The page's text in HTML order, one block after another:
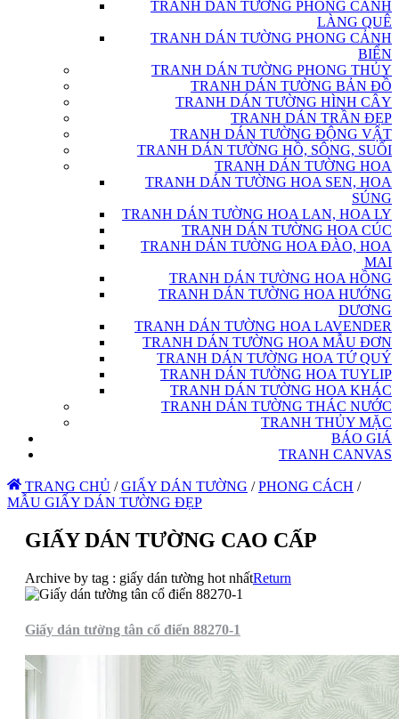
TRANH DÁN TƯỜNG PHONG CẢNH
LÀNG QUÊ
TRANH DÁN TƯỜNG PHONG CẢNH
BIỂN
TRANH DÁN TƯỜNG PHONG THỦY
TRANH DÁN TƯỜNG BẢN ĐỒ
TRANH DÁN TƯỜNG HÌNH CÂY
TRANH DÁN TRẦN ĐẸP
TRANH DÁN TƯỜNG ĐỘNG VẬT
TRANH DÁN TƯỜNG HỒ, SÔNG, SUỐI
TRANH DÁN TƯỜNG HOA
TRANH DÁN TƯỜNG HOA SEN, HOA
SÚNG
TRANH DÁN TƯỜNG HOA LAN, HOA LY
TRANH DÁN TƯỜNG HOA CÚC
TRANH DÁN TƯỜNG HOA ĐÀO, HOA
MAI
TRANH DÁN TƯỜNG HOA HỒNG
TRANH DÁN TƯỜNG HOA HƯỚNG
DƯƠNG
TRANH DÁN TƯỜNG HOA LAVENDER
TRANH DÁN TƯỜNG HOA MẪU ĐƠN
TRANH DÁN TƯỜNG HOA TỨ QUÝ
TRANH DÁN TƯỜNG HOA TUYLIP
TRANH DÁN TƯỜNG HOA KHÁC
TRANH DÁN TƯỜNG THÁC NƯỚC
TRANH THỦY MẶC
BÁO GIÁ
TRANH CANVAS
TRANG CHỦ / GIẤY DÁN TƯỜNG / PHONG CÁCH /
MẪU GIẤY DÁN TƯỜNG ĐẸP
GIẤY DÁN TƯỜNG CAO CẤP
Archive by tag : giấy dán tường hot nhấtReturn
Giấy dán tường tân cổ điển 88270-1